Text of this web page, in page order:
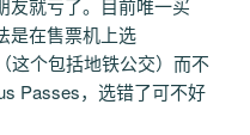
友就亏了。目前唯一买
是在售票机上选
这个包括地铁公交）而不
Passes，选错了可不好